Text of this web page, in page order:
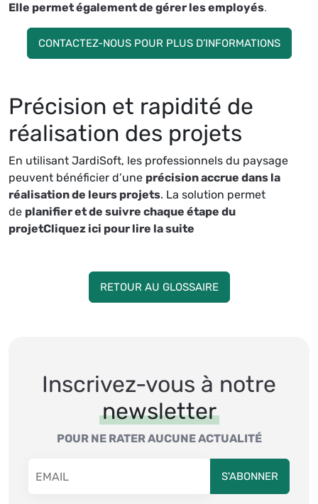
Elle permet également de gérer les employés.
CONTACTEZ-NOUS POUR PLUS D’INFORMATIONS
Précision et rapidité de
réalisation des projets
En utilisant JardiSoft, les professionnels du paysage
peuvent bénéficier d’une précision accrue dans la
réalisation de leurs projets. La solution permet
de planifier et de suivre chaque étape du
projetCliquez ici pour lire la suite
RETOUR AU GLOSSAIRE
Inscrivez-vous à notre
newsletter
POUR NE RATER AUCUNE ACTUALITÉ